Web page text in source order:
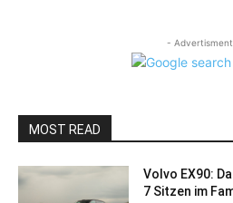
-
MOST READ
Volvo EX90:
7 Sitzen im